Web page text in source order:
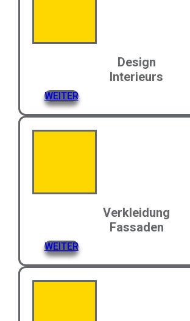
Design
Interieurs
WEITER
Verkleidung
Fassaden
WEITER